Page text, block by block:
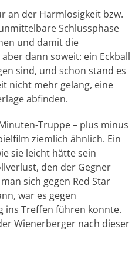
an der Harmlosigkeit bzw.
Schlussphase
und damit die
dann soweit: ein Eckball
sind, und schon stand es
nicht mehr gelang, eine
abfinden.
Truppe – plus minus
ziemlich ähnlich. Ein
sie leicht hätte sein
den der Gegner
sich gegen Red Star
war es gegen
ins Treffen führen konnte.
Wienerberger nach dieser